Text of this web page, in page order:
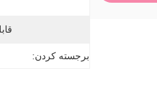
برجسته کردن: